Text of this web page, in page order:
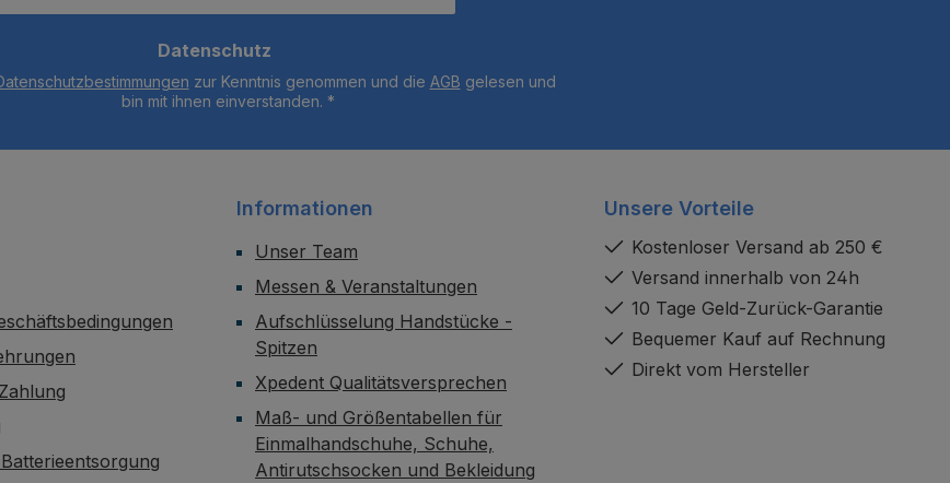
Datenschutz
zur Kenntnis genommen und die AGB gelesen und
bin mit ihnen einverstanden. *
Informationen
Unser Team
Messen & Veranstaltungen
Aufschlüsselung Handstücke -
Spitzen
Xpedent Qualitätsversprechen
Maß- und Größentabellen für
Einmalhandschuhe, Schuhe,
Antirutschsocken und Bekleidung
Unsere Vorteile
Kostenloser Versand ab 250 €
Versand innerhalb von 24h
10 Tage Geld-Zurück-Garantie
Bequemer Kauf auf Rechnung
Direkt vom Hersteller